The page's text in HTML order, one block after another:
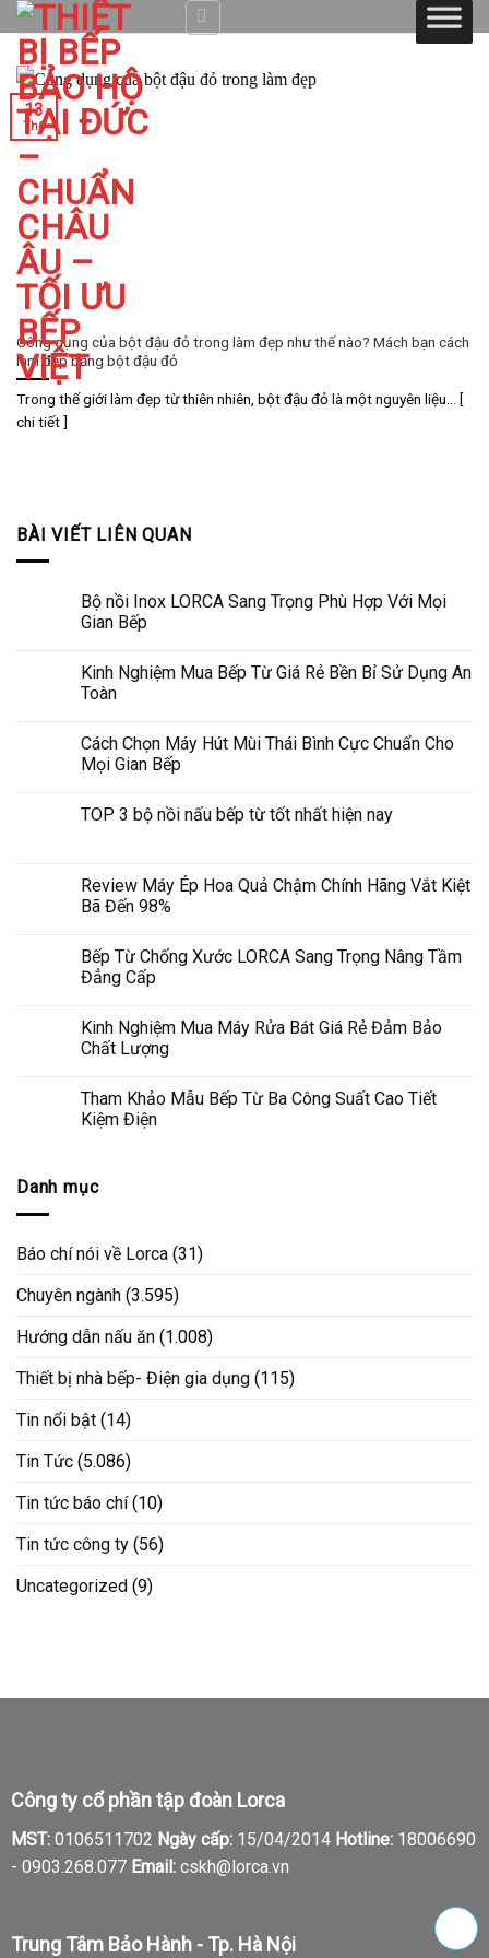
Skip
to
content
Công dụng của bột đậu đỏ trong làm đẹp như thế nào? Mách bạn cách
làm đẹp bằng bột đậu đỏ
Trong thế giới làm đẹp từ thiên nhiên, bột đậu đỏ là một nguyên liệu... [
chi tiết ]
13
Th6
BÀI VIẾT LIÊN QUAN
Bộ nồi Inox LORCA Sang Trọng Phù Hợp Với Mọi
Gian Bếp
Kinh Nghiệm Mua Bếp Từ Giá Rẻ Bền Bỉ Sử Dụng An
Toàn
Cách Chọn Máy Hút Mùi Thái Bình Cực Chuẩn Cho
Mọi Gian Bếp
TOP 3 bộ nồi nấu bếp từ tốt nhất hiện nay
Review Máy Ép Hoa Quả Chậm Chính Hãng Vắt Kiệt
Bã Đến 98%
Bếp Từ Chống Xước LORCA Sang Trọng Nâng Tầm
Đẳng Cấp
Kinh Nghiệm Mua Máy Rửa Bát Giá Rẻ Đảm Bảo
Chất Lượng
Tham Khảo Mẫu Bếp Từ Ba Công Suất Cao Tiết
Kiệm Điện
Danh mục
Báo chí nói về Lorca (31)
Chuyên ngành (3.595)
Hướng dẫn nấu ăn (1.008)
Thiết bị nhà bếp- Điện gia dụng (115)
Tin nổi bật (14)
Tin Tức (5.086)
Tin tức báo chí(10)
Tin tức công ty (56)
Uncategorized (9)
Công ty cổ phần tập đoàn Lorca
MST:0106511702 Ngày cấp:15/04/2014 Hotline:18006690
- 0903.268.077 Email:cskh@lorca.vn
Trung Tâm Bảo Hành - Tp. Hà Nội